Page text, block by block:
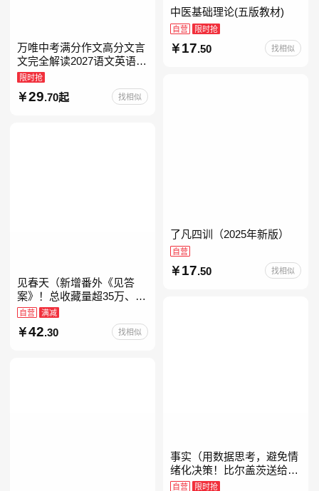
中医基础理论(五版教材)
自营 限时抢
17.50 找相似
万唯中考满分作文高分文言
文完全解读2027语文英语初
中作文万维中考现代文古诗
文阅读名著阅读考点精练古
诗文60篇文言文实词
限时抢
29.70起 找相似
了凡四训（2025年新版）
自营
17.50 找相似
见春天（新增番外《见答
案》！总收藏量超35万、点
击量破千万！晋江人气作者
纵虎嗅花 催泪之作！）
自营 满减
42.30 找相似
事实（用数据思考，避免情
绪化决策！比尔盖茨送给全
美大学生的毕业礼物！比尔
自营 限时抢